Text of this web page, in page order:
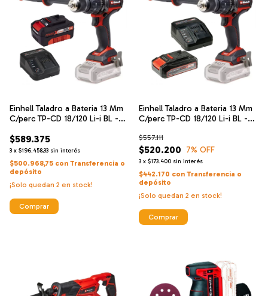
Einhell Taladro a Bateria 13 Mm
C/perc TP-CD 18/120 Li-i BL -
Cargador De Alta Velocidad Y
Bateria 18 V 4 Ah
$589.375
3 x $196.458,33 sin interés
$500.968,75 con Transferencia o
depósito
¡Solo quedan 2 en stock!
Einhell Taladro a Bateria 13 Mm
C/perc TP-CD 18/120 Li-i BL -
Cargador De Alta Velocidad Y
Bateria 18 V 2.5 Ah
$520.200
$557.111
7% OFF
3 x $173.400 sin interés
$442.170 con Transferencia o
depósito
¡Solo quedan 2 en stock!